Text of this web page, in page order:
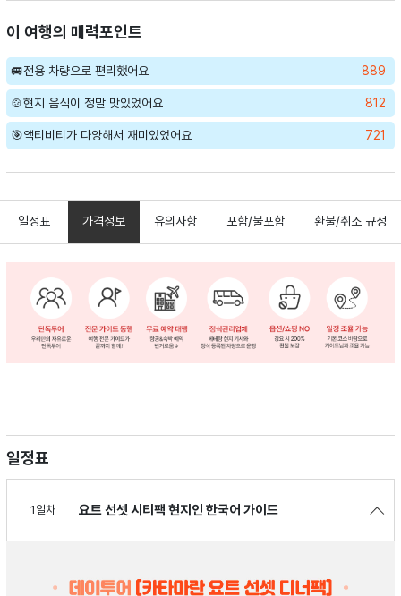
이 여행의 매력포인트
🚐전용 차량으로 편리했어요 889
🍲현지 음식이 정말 맛있었어요 812
🎯액티비티가 다양해서 재미있었어요 721
일정표 가격정보 유의사항 포함/불포함 환불/취소 규정
일정표
1일차 요트 선셋 시티팩 현지인 한국어 가이드